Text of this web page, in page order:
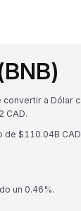
a Dólar
CAD.
de $110.04B
un 0.46%.